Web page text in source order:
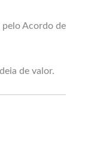
Acordo de
de valor.